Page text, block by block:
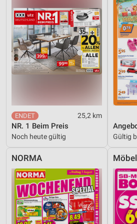
25,2 km
NR. 1 Beim Preis
Noch heute gültig Gültig
NORMA
Verwendung genauer Standortdaten
Geräte anhand von aktiv
Informationen identifizieren
Nicht-IAB-Verarbeitungszwecke:
Notwendig
Funktional
Werbung